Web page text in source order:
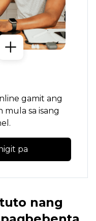
gamit ang
mula sa isang
pa
nang